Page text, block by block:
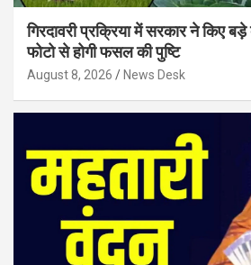
गिरदावरी प्रक्रिया में सरकार ने किए
फोटो से होगी फसल की पुष्टि
August 8, 2026 News Desk